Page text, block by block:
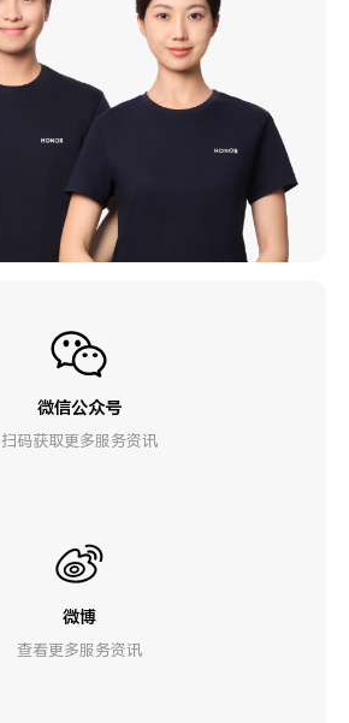
微信公众号
扫码获取更多服务资讯
微博
查看更多服务资讯